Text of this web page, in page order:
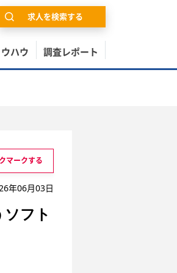
ハウ 調査レポート
求人を検索する
マークする
年06月03日
フト